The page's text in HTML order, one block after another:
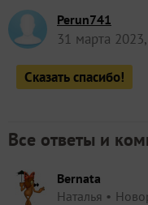
Perun741
31 марта
Сказать спасибо!
Все ответы и
Bernata
Наталья